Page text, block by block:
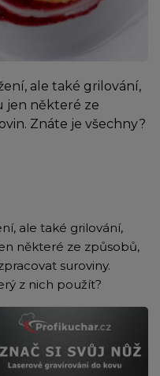
ale také grilování,
jen některé ze
Znáte je všechny?
ale také grilování,
některé ze způsobů,
suroviny.
z nich použít?